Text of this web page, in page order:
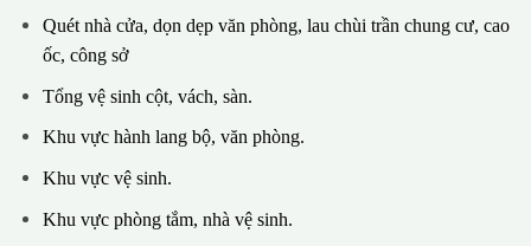
Quét nhà cửa, dọn dẹp văn phòng, lau chùi trần chung cư, cao
ốc, công sở
Tổng vệ sinh cột, vách, sàn.
Khu vực hành lang bộ, văn phòng.
Khu vực vệ sinh.
Khu vực phòng tắm, nhà vệ sinh.